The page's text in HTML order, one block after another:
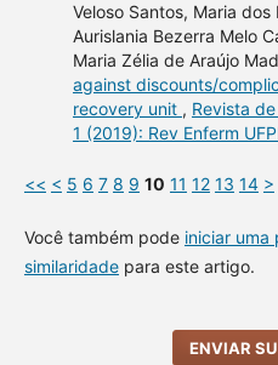
Veloso Santos, Maria
Aurislania Bezerra Melo
Maria Zélia de Araújo
against discounts/
recovery unit , Revista
1 (2019): Rev Enferm
<< < 5 6 7 8 9 10 11 12 13 14 >
Você também pode iniciar uma
similaridadepara este artigo.
ENVIAR